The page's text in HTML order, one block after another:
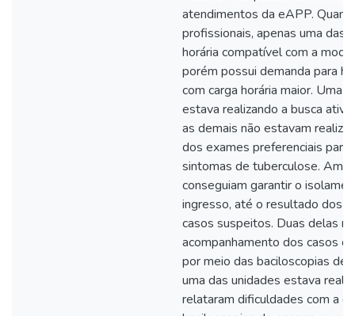
atendimentos da eAPP.
profissionais, apenas uma das
horária compatível com a
porém possui demanda para
com carga horária maior. Uma
estava realizando a busca
as demais não estavam
dos exames preferenciais para
sintomas de tuberculose.
conseguiam garantir o
ingresso, até o resultado dos
casos suspeitos. Duas delas
acompanhamento dos casos
por meio das baciloscopias de
uma das unidades estava
relataram dificuldades com a